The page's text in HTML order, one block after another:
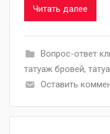
Читать далее
Вопрос-ответ
татуаж бровей,
Оставить